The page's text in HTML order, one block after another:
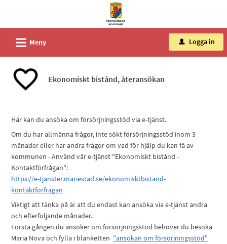
tjänster
kommun
L Meny u Logga in
Ekonomiskt bistånd, återansökan
Här kan du ansöka om försörjningsstöd via e-tjänst.
Om du har allmänna frågor, inte sökt försörjningsstöd inom 3
månader eller har andra frågor om vad för hjälp du kan få av
kommunen - Använd vår e-tjänst "Ekonomiskt bistånd -
Kontaktförfrågan":
https://e-tjanster.mariestad.se/ekonomisktbistand-
kontaktforfragan
Viktigt att tänka på är att du endast kan ansöka via e-tjänst andra
och efterföljande månader.
Första gången du ansöker om försörjningsstöd behöver du besöka
Maria Nova och fylla i blanketten "ansökan om försörjningsstöd"